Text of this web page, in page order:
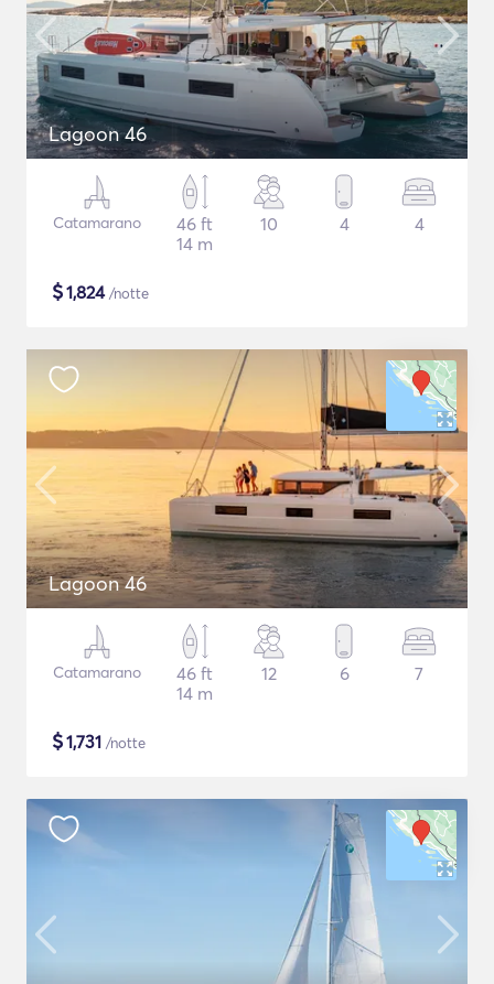
Lagoon 46
Catamarano
46 ft
14 m
10 4 4
$1,824/notte
Lagoon 46
Catamarano
46 ft
14 m
12 6 7
$1,731 /notte